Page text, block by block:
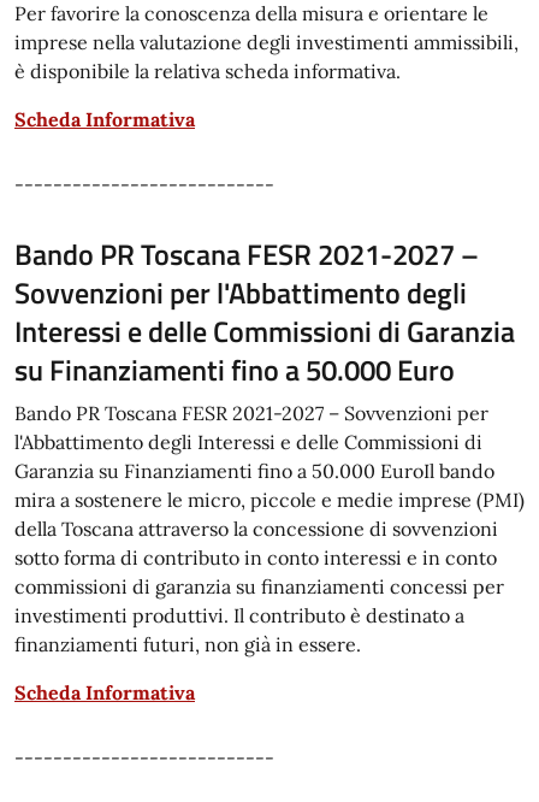
Per favorire la conoscenza della misura e orientare le
imprese nella valutazione degli investimenti ammissibili,
è disponibile la relativa scheda informativa.
Scheda Informativa
---------------------------
Bando PR Toscana FESR 2021-2027 –
Sovvenzioni per l'Abbattimento degli
Interessi e delle Commissioni di Garanzia
su Finanziamenti fino a 50.000 Euro
Bando PR Toscana FESR 2021-2027 – Sovvenzioni per
l'Abbattimento degli Interessi e delle Commissioni di
Garanzia su Finanziamenti fino a 50.000 EuroIl bando
mira a sostenere le micro, piccole e medie imprese (PMI)
della Toscana attraverso la concessione di sovvenzioni
sotto forma di contributo in conto interessi e in conto
commissioni di garanzia su finanziamenti concessi per
investimenti produttivi. Il contributo è destinato a
finanziamenti futuri, non già in essere.
Scheda Informativa
---------------------------